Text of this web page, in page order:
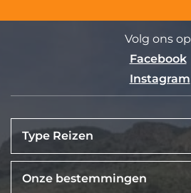
Volg ons op
Facebook
Instagram
Type Reizen
Onze bestemmingen